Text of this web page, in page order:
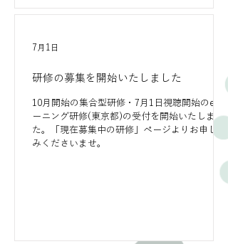
研修の募集を開始いたしました
10月開始の集合型研修・7月1日視聴開始のeラ
ーニング研修(東京都)の受付を開始いたしまし
た。「現在募集中の研修」ページよりお申し込
みくださいませ。
7月1日